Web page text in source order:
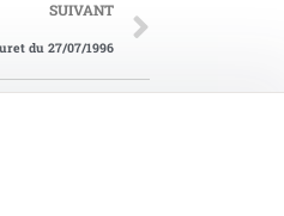
SUIVANT
du 27/07/1996